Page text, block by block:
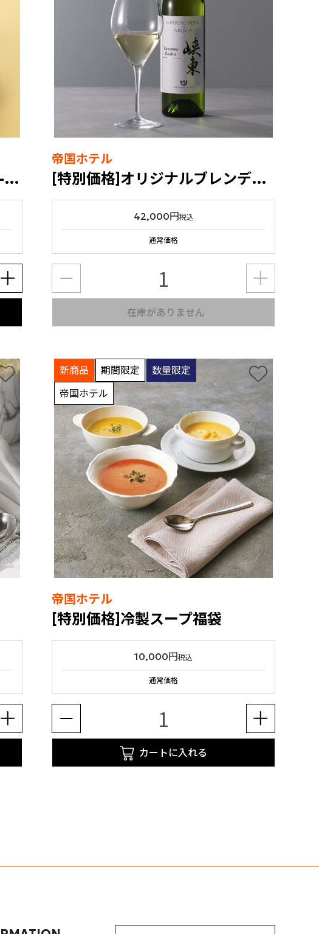
料理長スヌーピークッキー（C-25S2）12枚
帝国ホテル
[特別価格]オリジナルブレンデッドワイン峡東2023 6本セット福袋
42,000円税込
通常価格
在庫がありません
新商品 期間限定
数量限定
帝国ホテル
帝国ホテル
[特別価格]冷製スープ福袋
10,000円税込
通常価格
カートに入れる